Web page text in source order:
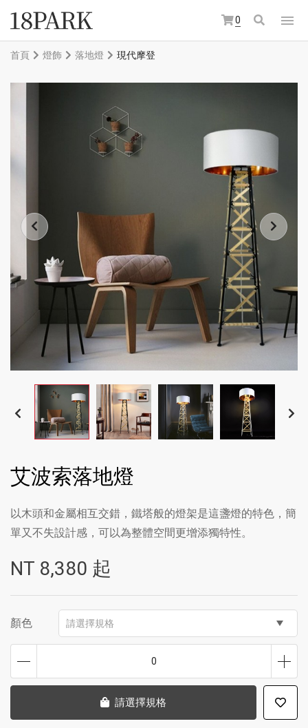
0
首頁 燈飾 落地燈 現代摩登
艾波索落地燈
以木頭和金屬相互交錯，鐵塔般的燈架是這盞燈的特色，簡
單又不失設計感，可以為整體空間更增添獨特性。
NT 8,380 起
顏色 請選擇規格
0
請選擇規格